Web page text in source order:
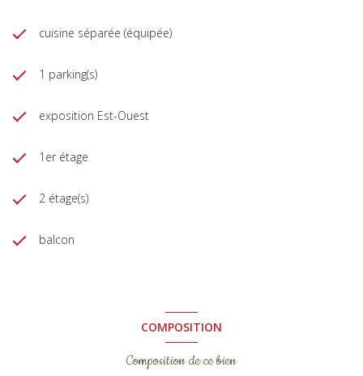
cuisine séparée (équipée)
1 parking(s)
exposition Est-Ouest
1er étage
2 étage(s)
balcon
COMPOSITION
Composition de ce bien